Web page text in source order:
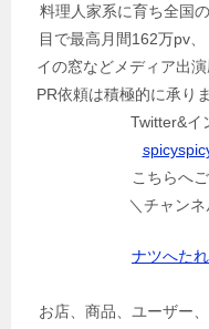
料理人家系に育ち全国
目で最高月間162万pv
イの窓などメディア出
PR依頼は積極的に承り
Twitter&イ
こちらへ
＼チャン
ナツへた
お店、商品、ユーザー